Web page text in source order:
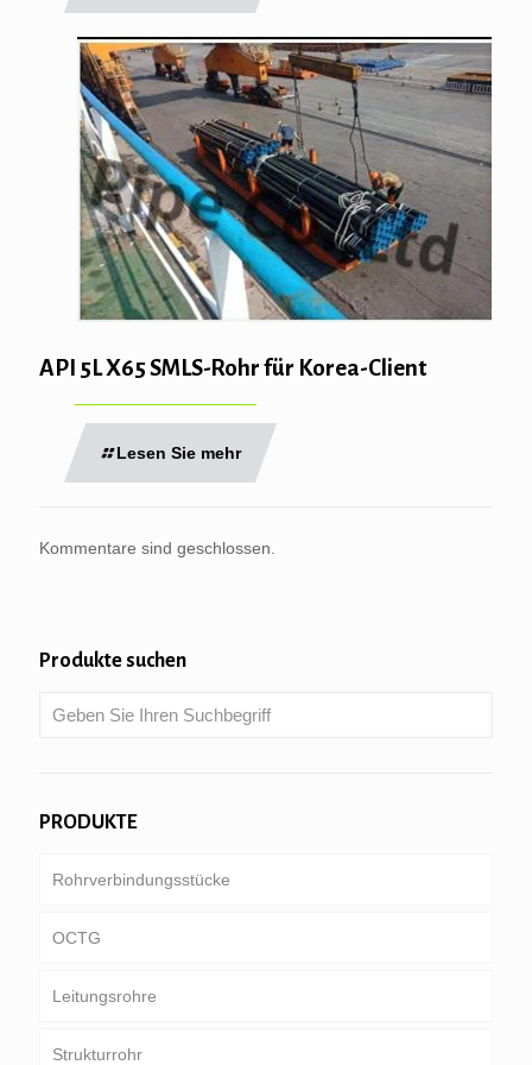
API 5L X65 SMLS-Rohr für Korea-Client
Lesen Sie mehr
Kommentare sind geschlossen.
Produkte suchen
PRODUKTE
Rohrverbindungsstücke
OCTG
Schläuche & Gehäuse
Bohrgestänge
Leitungsrohre
gemeinsame Pipeline
Strukturrohr